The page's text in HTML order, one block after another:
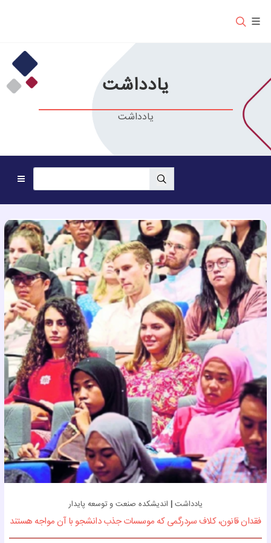
یادداشت
یادداشت
یادداشت| اندیشکده صنعت و توسعه پایدار
فقدان قانون، کلاف سردرگمی که موسسات جذب دانشجو با آن مواجه هستند